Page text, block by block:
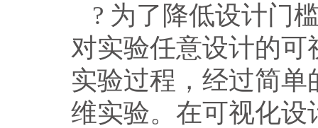
? 为了降低设计门
对实验任意设计的
实验过程，经过简
维实验。在可视化